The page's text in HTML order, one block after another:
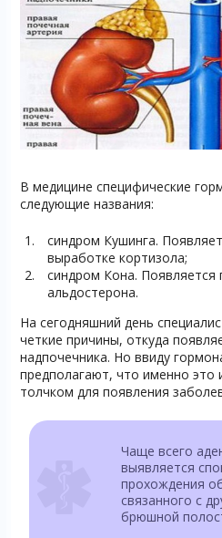
В медицине специфические
следующие названия:
синдром Кушинга.
выработке кортизола;
синдром Кона. Появляется
альдостерона.
На сегодняшний день
четкие причины, откуда
надпочечника. Но ввиду
предполагают, что именно
толчком для появления
Чаще всего
выявляется
прохождения
связанного с
брюшной